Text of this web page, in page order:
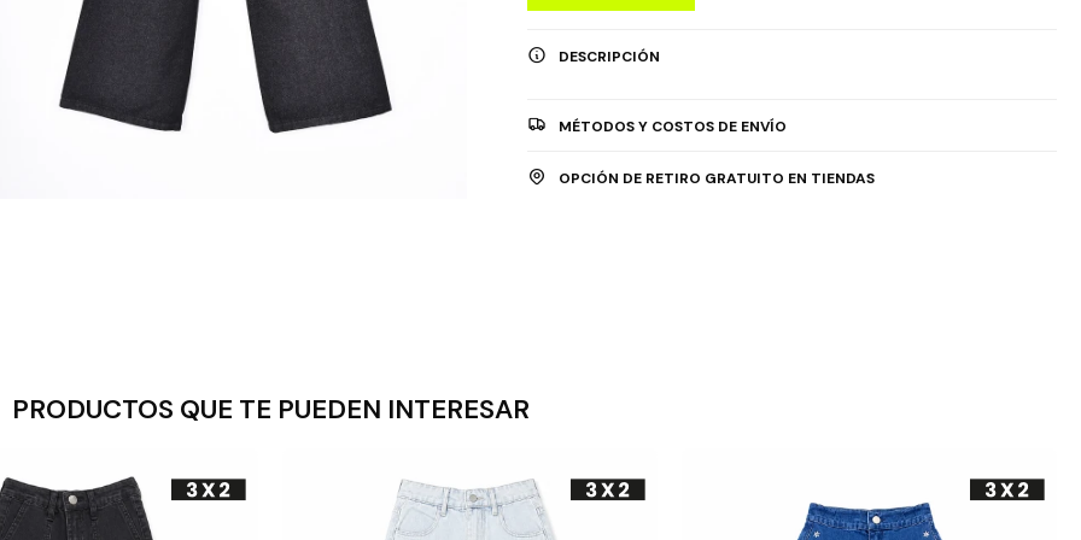
DESCRIPCIÓN
MÉTODOS Y COSTOS DE ENVÍO
OPCIÓN DE RETIRO GRATUITO EN TIENDAS
PRODUCTOS QUE TE PUEDEN INTERESAR